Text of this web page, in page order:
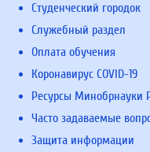
Студенческий городок
Служебный раздел
Оплата обучения
Коронавирус COVID-19
Ресурсы Минобрнауки
Часто задаваемые
Защита информации